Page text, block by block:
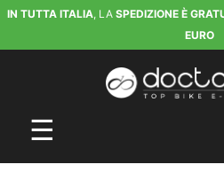
IN TUTTA ITALIA, LA SPEDIZIONE È
EURO
navigazione Toggle
☰